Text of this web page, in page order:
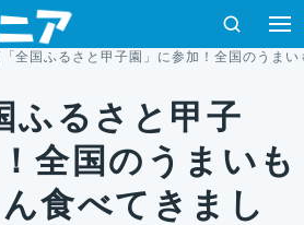
検索
全国ふるさと甲子園」に参加！全国のうま
ふるさと甲子
全国のうまいも
食べてきまし